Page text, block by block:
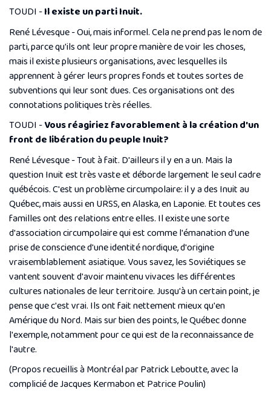
TOUDI -Il existe un parti Inuit.
René Lévesque - Oui, mais informel. Cela ne prend pas le nom de
parti, parce qu'ils ont leur propre manière de voir les choses,
mais il existe plusieurs organisations, avec lesquelles ils
apprennent à gérer leurs propres fonds et toutes sortes de
subventions qui leur sont dues. Ces organisations ont des
connotations politiques très réelles.
TOUDI -Vous réagiriez favorablement à la création d'un
front de libération du peuple Inuit?
René Lévesque - Tout à fait. D'ailleurs il y en a un. Mais la
question Inuit est très vaste et déborde largement le seul cadre
québécois. C'est un problème circumpolaire: il y a des Inuit au
Québec, mais aussi en URSS, en Alaska, en Laponie. Et toutes ces
familles ont des relations entre elles. Il existe une sorte
d'association circumpolaire qui est comme l'émanation d'une
prise de conscience d'une identité nordique, d'origine
vraisemblablement asiatique. Vous savez, les Soviétiques se
vantent souvent d'avoir maintenu vivaces les différentes
cultures nationales de leur territoire. Jusqu'à un certain point, je
pense que c'est vrai. Ils ont fait nettement mieux qu'en
Amérique du Nord. Mais sur bien des points, le Québec donne
l'exemple, notamment pour ce qui est de la reconnaissance de
l'autre.
(Propos recueillis à Montréal par Patrick Leboutte, avec la
complicié de Jacques Kermabon et Patrice Poulin)